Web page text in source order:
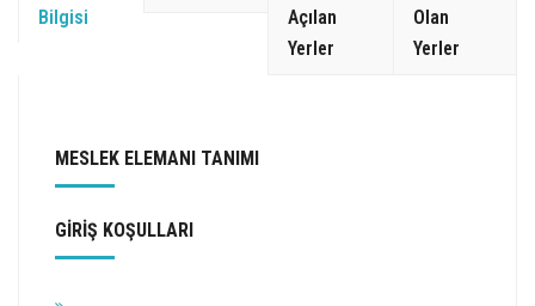
Bilgisi
Açılan
Yerler
Olan
Yerler
MESLEK ELEMANI TANIMI
GİRİŞ KOŞULLARI